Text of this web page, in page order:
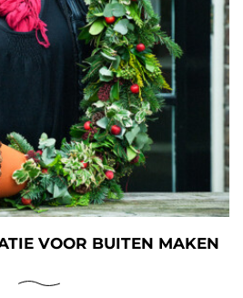
VOOR BUITEN MAKEN